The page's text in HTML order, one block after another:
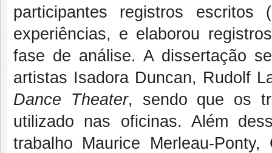
participantes registros
experiências, e elaborou
fase de análise. A dissertação
artistas Isadora Duncan, Rudolf
Dance Theater, sendo que os
utilizado nas oficinas. Além
trabalho Maurice Merleau-